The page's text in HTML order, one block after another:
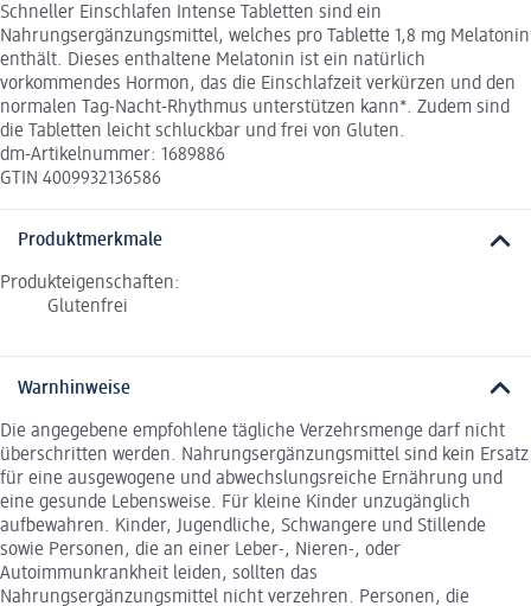
Schneller Einschlafen Intense Tabletten sind ein
Nahrungsergänzungsmittel, welches pro Tablette 1,8 mg Melatonin
enthält. Dieses enthaltene Melatonin ist ein natürlich
vorkommendes Hormon, das die Einschlafzeit verkürzen und den
normalen Tag-Nacht-Rhythmus unterstützen kann*. Zudem sind
die Tabletten leicht schluckbar und frei von Gluten.
dm-Artikelnummer: 1689886
GTIN 4009932136586
Produktmerkmale
Produkteigenschaften:
Glutenfrei
Warnhinweise
Die angegebene empfohlene tägliche Verzehrsmenge darf nicht
überschritten werden. Nahrungsergänzungsmittel sind kein Ersatz
für eine ausgewogene und abwechslungsreiche Ernährung und
eine gesunde Lebensweise. Für kleine Kinder unzugänglich
aufbewahren. Kinder, Jugendliche, Schwangere und Stillende
sowie Personen, die an einer Leber-, Nieren-, oder
Autoimmunkrankheit leiden, sollten das
Nahrungsergänzungsmittel nicht verzehren. Personen, die